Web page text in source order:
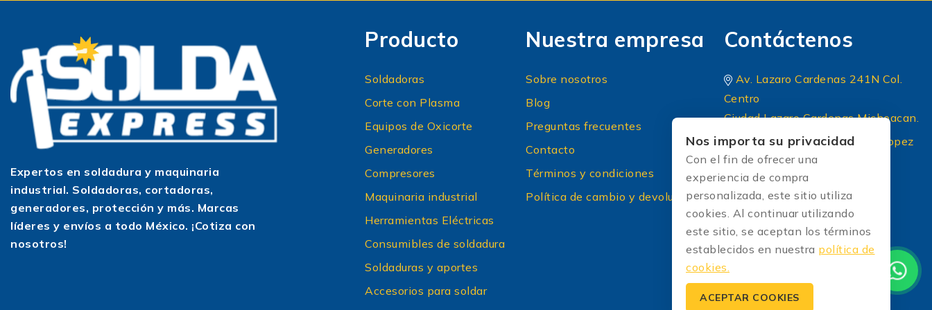
Expertos en soldadura y maquinaria
industrial. Soldadoras, cortadoras,
generadores, protección y más. Marcas
líderes y envíos a todo México. ¡Cotiza con
nosotros!
Producto
Soldadoras
Corte con Plasma
Equipos de Oxicorte
Generadores
Compresores
Maquinaria industrial
Herramientas Eléctricas
Consumibles de soldadura
Soldaduras y aportes
Accesorios para soldar
Nuestra empresa
Sobre nosotros
Blog
Preguntas frecuentes
Contacto
Términos y condiciones
Política de cambio y devoluciones
Contáctenos
Av. Lazaro Cardenas 241N Col.
Centro
Ciudad Lazaro Cardenas Michoacan.
Periferico Sur 8 A Principal lopez
portillo colonia: El briseño CP
45236 Zapopan Jalisco
+52 (33) 1604 5032
[Correo protected]
Nos importa su privacidad
Con el fin de ofrecer una
experiencia de compra
personalizada, este sitio utiliza
cookies. Al continuar utilizando
este sitio, se aceptan los términos
establecidos en nuestra política de
cookies.
ACEPTAR COOKIES